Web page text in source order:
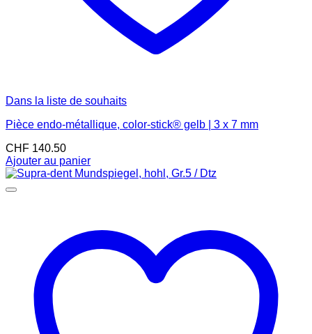
Dans la liste de souhaits
Pièce endo-métallique, color-stick® gelb | 3 x 7 mm
CHF 140.50
Ajouter au panier